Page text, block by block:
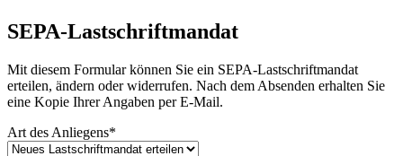
SEPA-Lastschriftmandat
Mit diesem Formular können Sie ein SEPA-Lastschriftmandat
erteilen, ändern oder widerrufen. Nach dem Absenden erhalten Sie
eine Kopie Ihrer Angaben per E-Mail.
Art des Anliegens*